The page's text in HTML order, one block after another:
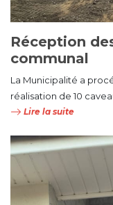
Réception
communal
La Municipalité a
réalisation de 10
Lire la suite